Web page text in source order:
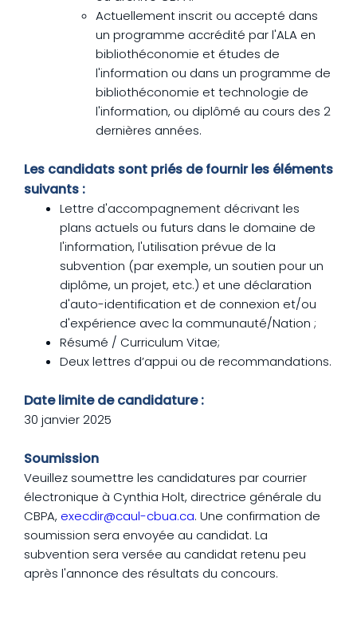
Actuellement inscrit ou accepté dans
un programme accrédité par l'ALA en
bibliothéconomie et études de
l'information ou dans un programme de
bibliothéconomie et technologie de
l'information, ou diplômé au cours des 2
dernières années.
Les candidats sont priés de fournir les éléments
suivants :
Lettre d'accompagnement décrivant les
plans actuels ou futurs dans le domaine de
l'information, l'utilisation prévue de la
subvention (par exemple, un soutien pour un
diplôme, un projet, etc.) et une déclaration
d'auto-identification et de connexion et/ou
d'expérience avec la communauté/Nation ;
Résumé / Curriculum Vitae;
Deux lettres d’appui ou de recommandations.
Date limite de candidature :
30 janvier 2025
Soumission
Veuillez soumettre les candidatures par courrier
électronique à Cynthia Holt, directrice générale du
CBPA, execdir@caul-cbua.ca. Une confirmation de
soumission sera envoyée au candidat. La
subvention sera versée au candidat retenu peu
après l'annonce des résultats du concours.